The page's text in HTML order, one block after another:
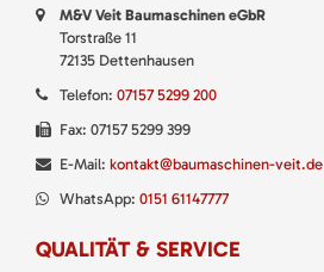
M&V Veit Baumaschinen eGbR
Torstraße 11
72135 Dettenhausen
Telefon: 07157 5299 200
Fax: 07157 5299 399
E-Mail: kontakt@baumaschinen-veit.de
WhatsApp: 0151 61147777
QUALITÄT & SERVICE